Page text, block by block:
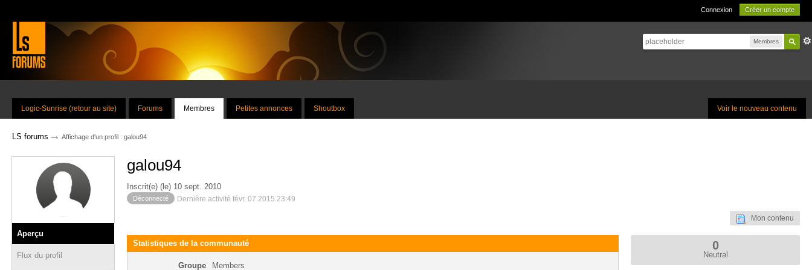
Connexion Créer un compte
Membres
Voir le nouveau contenu
Logic-Sunrise (retour au site) Forums Membres Petites annonces Shoutbox
LS forums → Affichage d'un profil : galou94
Aperçu
Flux du profil
galou94
Inscrit(e) (le) 10 sept. 2010
Déconnecté Dernière activité févr. 07 2015 23:49
Mon contenu
Statistiques de la communauté
Groupe Members
0
Neutral